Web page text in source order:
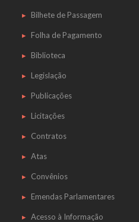
Bilhete de Passagem
Folha de Pagamento
Biblioteca
Legislação
Publicações
Licitações
Contratos
Atas
Convênios
Emendas Parlamentares
Acesso à Informação